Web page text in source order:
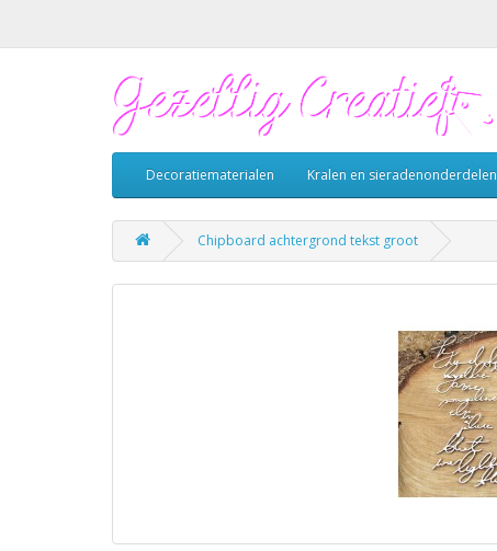
Decoratiematerialen Kralen en sieradenonderdelen
Chipboard achtergrond tekst groot